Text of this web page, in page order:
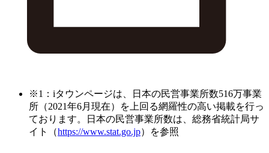
※1：iタウンページは、日本の民営事業所数516万事業
所（2021年6月現在）を上回る網羅性の高い掲載を行っ
ております。日本の民営事業所数は、総務省統計局サ
イト（https://www.stat.go.jp）を参照